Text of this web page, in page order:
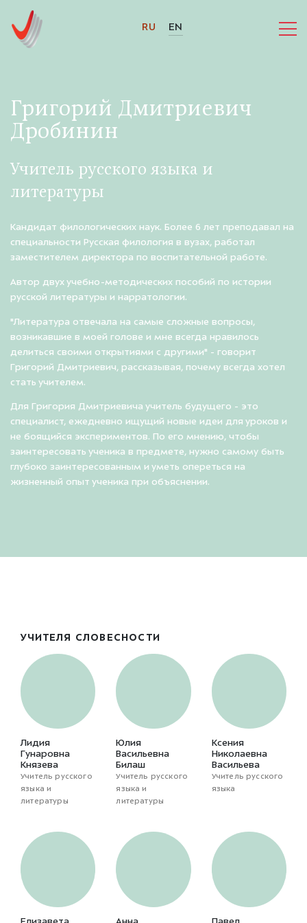
RU EN
Григорий Дмитриевич
Дробинин
Учитель русского языка и
литературы
Кандидат филологических наук. Более 6 лет преподавал на
специальности Русская филология в вузах, работал
заместителем директора по воспитательной работе.
Автор двух учебно-методических пособий по истории
русской литературы и нарратологии.
"Литература отвечала на самые сложные вопросы,
возникавшие в моей голове и мне всегда нравилось
делиться своими открытиями с другими" - говорит
Григорий Дмитриевич, рассказывая, почему всегда хотел
стать учителем.
Для Григория Дмитриевича учитель будущего - это
специалист, ежедневно ищущий новые идеи для уроков и
не боящийся экспериментов. По его мнению, чтобы
заинтересовать ученика в предмете, нужно самому быть
глубоко заинтересованным и уметь опереться на
жизненный опыт ученика при объяснении.
УЧИТЕЛЯ СЛОВЕСНОСТИ
Лидия
Гунаровна
Князева
Учитель русского
языка и
литературы
Юлия
Васильевна
Билаш
Учитель русского
языка и
литературы
Ксения
Николаевна
Васильева
Учитель русского
языка